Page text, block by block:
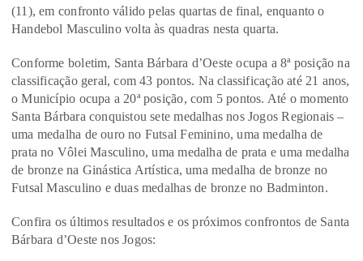
(11), em confronto válido pelas quartas de final, enquanto o
Handebol Masculino volta às quadras nesta quarta.
Conforme boletim, Santa Bárbara d’Oeste ocupa a 8ª posição na
classificação geral, com 43 pontos. Na classificação até 21 anos,
o Município ocupa a 20ª posição, com 5 pontos. Até o momento
Santa Bárbara conquistou sete medalhas nos Jogos Regionais –
uma medalha de ouro no Futsal Feminino, uma medalha de
prata no Vôlei Masculino, uma medalha de prata e uma medalha
de bronze na Ginástica Artística, uma medalha de bronze no
Futsal Masculino e duas medalhas de bronze no Badminton.
Confira os últimos resultados e os próximos confrontos de Santa
Bárbara d’Oeste nos Jogos: